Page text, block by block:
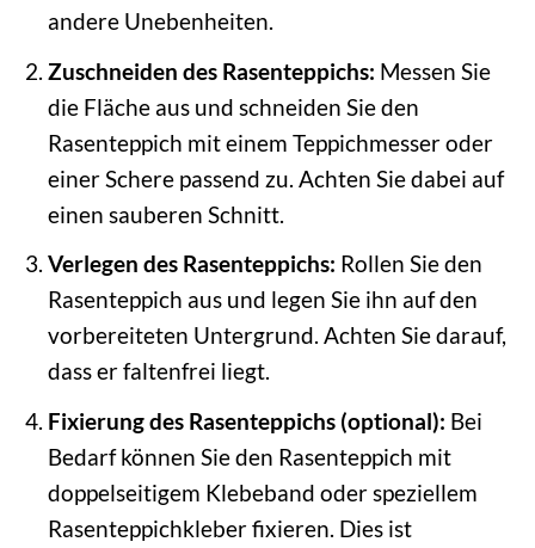
andere Unebenheiten.
Zuschneiden des Rasenteppichs: Messen Sie
die Fläche aus und schneiden Sie den
Rasenteppich mit einem Teppichmesser oder
einer Schere passend zu. Achten Sie dabei auf
einen sauberen Schnitt.
Verlegen des Rasenteppichs: Rollen Sie den
Rasenteppich aus und legen Sie ihn auf den
vorbereiteten Untergrund. Achten Sie darauf,
dass er faltenfrei liegt.
Fixierung des Rasenteppichs (optional): Bei
Bedarf können Sie den Rasenteppich mit
doppelseitigem Klebeband oder speziellem
Rasenteppichkleber fixieren. Dies ist